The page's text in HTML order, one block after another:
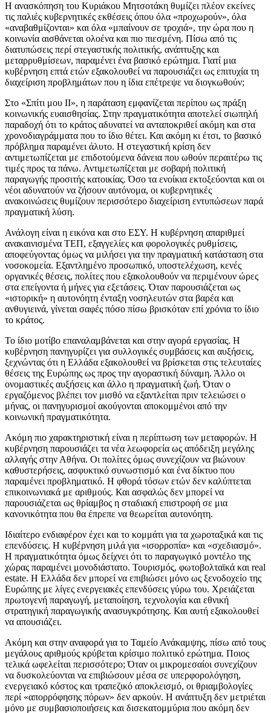
Η ανασκόπηση του Κυριάκου Μητσοτάκη θυμίζει πλέον εκείνες
τις παλιές κυβερνητικές εκθέσεις όπου όλα «προχωρούν», όλα
«αναβαθμίζονται» και όλα «μπαίνουν σε τροχιά», την ώρα που η
κοινωνία αισθάνεται ολοένα και πιο πιεσμένη. Πίσω από τις
διατυπώσεις περί στεγαστικής πολιτικής, ανάπτυξης και
μεταρρυθμίσεων, παραμένει ένα βασικό ερώτημα. Γιατί μια
κυβέρνηση επτά ετών εξακολουθεί να παρουσιάζει ως επιτυχία τη
διαχείριση προβλημάτων που η ίδια επέτρεψε να διογκωθούν;
Στο «Σπίτι μου ΙΙ», η παράταση εμφανίζεται περίπου ως πράξη
κοινωνικής ευαισθησίας. Στην πραγματικότητα αποτελεί σιωπηλή
παραδοχή ότι το κράτος αδυνατεί να ανταποκριθεί ακόμη και στα
χρονοδιαγράμματα που το ίδιο θέτει. Και ακόμη κι έτσι, το βασικό
πρόβλημα παραμένει άλυτο. Η στεγαστική κρίση δεν
αντιμετωπίζεται με επιδοτούμενα δάνεια που ωθούν περαιτέρω τις
τιμές προς τα πάνω. Αντιμετωπίζεται με σοβαρή πολιτική
παραγωγής προσιτής κατοικίας. Όσο τα ενοίκια εκτοξεύονται και οι
νέοι αδυνατούν να ζήσουν αυτόνομα, οι κυβερνητικές
ανακοινώσεις θυμίζουν περισσότερο διαχείριση εντυπώσεων παρά
πραγματική λύση.
Ανάλογη είναι η εικόνα και στο ΕΣΥ. Η κυβέρνηση απαριθμεί
ανακαινισμένα ΤΕΠ, εξαγγελίες και φορολογικές ρυθμίσεις,
αποφεύγοντας όμως να μιλήσει για την πραγματική κατάσταση στα
νοσοκομεία. Εξαντλημένο προσωπικό, υποστελέχωση, κενές
οργανικές θέσεις, πολίτες που εξακολουθούν να περιμένουν ώρες
στα επείγοντα ή μήνες για εξετάσεις. Όταν παρουσιάζεται ως
«ιστορική» η αυτονόητη ένταξη νοσηλευτών στα βαρέα και
ανθυγιεινά, γίνεται σαφές πόσο πίσω βρισκόταν επί χρόνια το ίδιο
το κράτος.
Το ίδιο μοτίβο επαναλαμβάνεται και στην αγορά εργασίας. Η
κυβέρνηση πανηγυρίζει για συλλογικές συμβάσεις και αυξήσεις,
ξεχνώντας ότι η Ελλάδα εξακολουθεί να βρίσκεται στις τελευταίες
θέσεις της Ευρώπης ως προς την αγοραστική δύναμη. Άλλο οι
ονομαστικές αυξήσεις και άλλο η πραγματική ζωή. Όταν ο
εργαζόμενος βλέπει τον μισθό να εξαντλείται πριν τελειώσει ο
μήνας, οι πανηγυρισμοί ακούγονται αποκομμένοι από την
κοινωνική πραγματικότητα.
Ακόμη πιο χαρακτηριστική είναι η περίπτωση των μεταφορών. Η
κυβέρνηση παρουσιάζει τα νέα λεωφορεία ως απόδειξη μεγάλης
αλλαγής στην Αθήνα. Οι πολίτες όμως συνεχίζουν να βιώνουν
καθυστερήσεις, ασφυκτικό συνωστισμό και ένα δίκτυο που
παραμένει προβληματικό. Η φθορά τόσων ετών δεν καλύπτεται
επικοινωνιακά με αριθμούς. Και ασφαλώς δεν μπορεί να
παρουσιάζεται ως θρίαμβος η σταδιακή επιστροφή σε μια
κανονικότητα που θα έπρεπε να θεωρείται αυτονόητη.
Ιδιαίτερο ενδιαφέρον έχει και το κομμάτι για τα χωροταξικά και τις
επενδύσεις. Η κυβέρνηση μιλά για «ισορροπία» και «σχεδιασμό».
Η πραγματικότητα όμως δείχνει ότι το παραγωγικό μοντέλο της
χώρας παραμένει μονοδιάστατο. Τουρισμός, φωτοβολταϊκά και real
estate. Η Ελλάδα δεν μπορεί να επιβιώσει μόνο ως ξενοδοχείο της
Ευρώπης με λίγες ενεργειακές επενδύσεις γύρω του. Χρειάζεται
πρωτογενή παραγωγή, μεταποίηση, τεχνολογία και εθνική
στρατηγική παραγωγικής ανασυγκρότησης. Και αυτή εξακολουθεί
να απουσιάζει.
Ακόμη και στην αναφορά για το Ταμείο Ανάκαμψης, πίσω από τους
μεγάλους αριθμούς κρύβεται κρίσιμο πολιτικό ερώτημα. Ποιος
τελικά ωφελείται περισσότερο; Όταν οι μικρομεσαίοι συνεχίζουν
να δυσκολεύονται να επιβιώσουν μέσα σε υπερφορολόγηση,
ενεργειακό κόστος και τραπεζικό αποκλεισμό, οι θριαμβολογίες
περί «απορρόφησης πόρων» δεν αρκούν. Η ανάπτυξη δεν μετριέται
μόνο με συμβασιοποιήσεις και δισεκατομμύρια που ακόμη δεν